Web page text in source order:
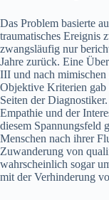
Das Problem basierte
traumatisches Ereignis
zwangsläufig nur
Jahre zurück. Eine
III und nach mimischen
Objektive Kriterien gab
Seiten der
Empathie und der
diesem Spannungsfeld
Menschen nach ihrer
Zuwanderung von
wahrscheinlich sogar
mit der Verhinderung